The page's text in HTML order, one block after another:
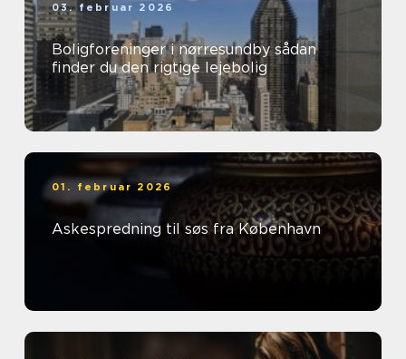
03. februar 2026
Boligforeninger i nørresundby sådan
finder du den rigtige lejebolig
01. februar 2026
Askespredning til søs fra København